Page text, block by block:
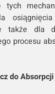
tych
osiągnięcia
także dla
procesu
do Absorpcji